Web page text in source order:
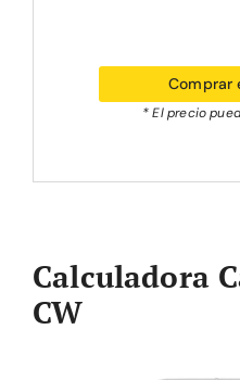
Comprar
* El precio
Calculadora
CW